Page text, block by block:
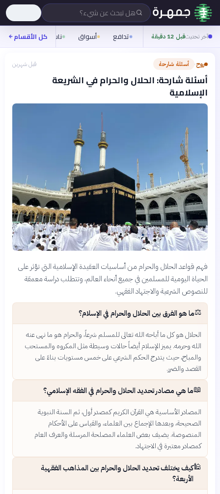
هل تبحث عن شيء؟
آخر تحديثقبل 12 دقيقة تدافع أسواق ناس روح
كل الأقسام
روح› أسئلة شارحة قبل شهرين
أسئلة شارحة: الحلال والحرام في الشريعة
الإسلامية
فهم قواعد الحلال والحرام من أساسيات العقيدة الإسلامية التي تؤثر على
الحياة اليومية للمسلمين في جميع أنحاء العالم، وتتطلب دراسة معمقة
للنصوص الشرعية والاجتهاد الفقهي.
⚖️ما هو الفرق بين الحلال والحرام في الإسلام؟
الحلال هو كل ما أباحه الله تعالى للمسلم شرعاً، والحرام هو ما نهى عنه
الله وحرمه. يميز الإسلام أيضاً حالات وسيطة مثل المكروه والمستحب
والمباح، حيث يتدرج الحكم الشرعي على خمس مستويات بناءً على
القصد والضرر.
📖ما هي مصادر تحديد الحلال والحرام في الفقه الإسلامي؟
المصادر الأساسية هي القرآن الكريم كمصدر أول، ثم السنة النبوية
الصحيحة، وبعدها الإجماع بين العلماء، والقياس على الأحكام
المنصوصة. يضيف بعض العلماء المصلحة المرسلة والعرف العام
كمصادر معتبرة في الاجتهاد.
🕌كيف يختلف تحديد الحلال والحرام بين المذاهب الفقهية
الأربعة؟